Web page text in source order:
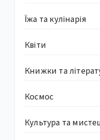
Їжа та кулінарія
Квіти
Книжки та
Космос
Культура та